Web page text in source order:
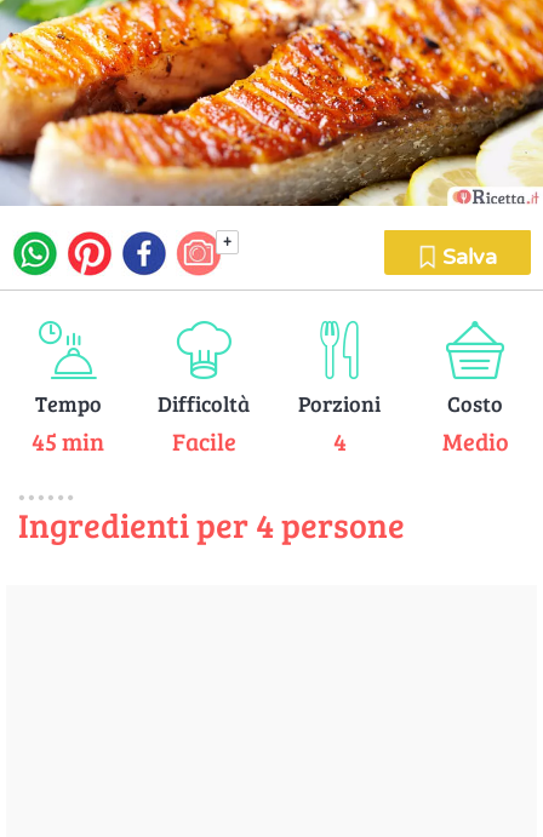
+
Salva
Tempo
45 min
Difficoltà
Facile
Porzioni
4
Costo
Medio
Ingredienti per 4 persone